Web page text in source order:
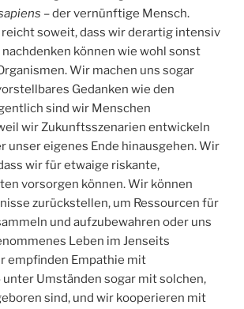
– der vernünftige Mensch.
soweit, dass wir derartig intensiv
können wie wohl sonst
Wir machen uns sogar
Gedanken wie den
sind wir Menschen
wir Zukunftsszenarien entwickeln
unser eigenes Ende hinausgehen. Wir
wir für etwaige riskante,
vorsorgen können. Wir können
zurückstellen, um Ressourcen für
und aufzubewahren oder uns
Leben im Jenseits
empfinden Empathie mit
Umständen sogar mit solchen,
sind, und wir kooperieren mit